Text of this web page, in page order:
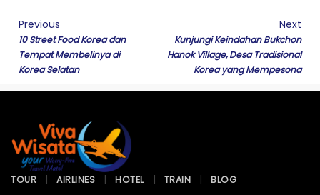
Previous
10 Street Food Korea dan
Tempat Membelinya di
Korea Selatan
Next
Kunjungi Keindahan Bukchon
Hanok Village, Desa Tradisional
Korea yang Mempesona
TOUR AIRLINES HOTEL TRAIN BLOG